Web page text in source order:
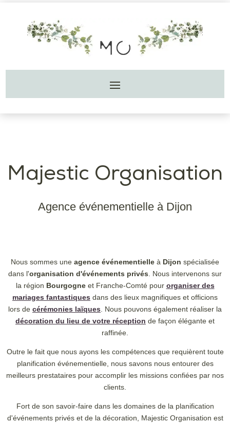
Majestic Organisation
Agence événementielle à Dijon
Nous sommes une agence événementielle à Dijon spécialisée
dans l'organisation d'événements privés. Nous intervenons sur
la région Bourgogneet Franche-Comté pour organiser des
mariages fantastiques dans des lieux magnifiques et officions
lors de cérémonies laïques. Nous pouvons également réaliser la
décoration du lieu de votre réception de façon élégante et
raffinée.
Outre le fait que nous ayons les compétences que requièrent toute
planification événementielle, nous savons nous entourer des
meilleurs prestataires pour accomplir les missions confiées par nos
clients.
Fort de son savoir-faire dans les domaines de la planification
d'événements privés et de la décoration, Majestic Organisation est